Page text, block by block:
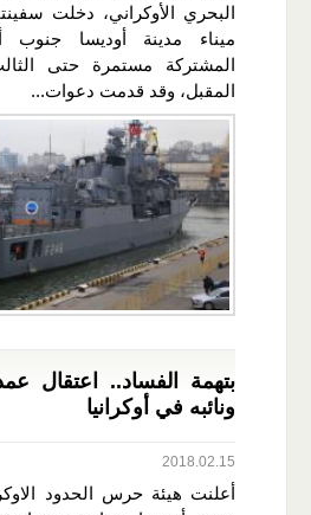
البحري الأوكراني، دخلت
ميناء مدينة أوديسا جنوب
المشتركة مستمرة حتى
المقبل، وقد قدمت دعوات...
بتهمة الفساد.. اعتقال
ونائبه في أوكرانيا
2018.02.15
أعلنت هيئة حرس الحدود